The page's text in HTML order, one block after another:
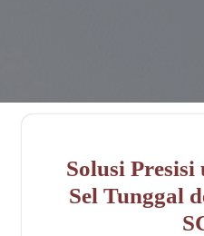
Solusi
Sel Tunggal